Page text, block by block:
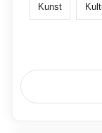
Kunst